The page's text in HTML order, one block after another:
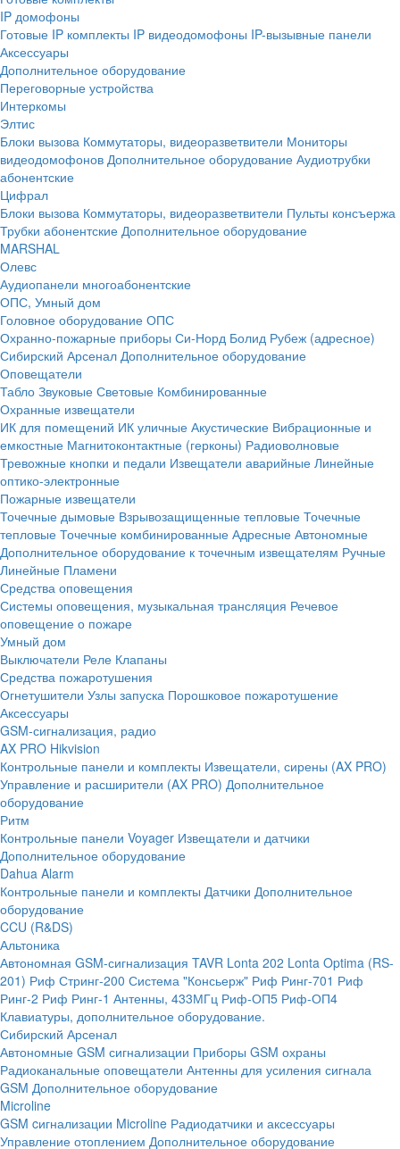
IP домофоны
Готовые IP комплекты IP видеодомофоны IP-вызывные панели
Аксессуары
Дополнительное оборудование
Переговорные устройства
Интеркомы
Элтис
Блоки вызова Коммутаторы, видеоразветвители Мониторы
видеодомофонов Дополнительное оборудование Аудиотрубки
абонентские
Цифрал
Блоки вызова Коммутаторы, видеоразветвители Пульты консъержа
Трубки абонентские Дополнительное оборудование
MARSHAL
Олевс
Аудиопанели многоабонентские
ОПС, Умный дом
Головное оборудование ОПС
Охранно-пожарные приборы Си-Норд Болид Рубеж (адресное)
Сибирский Арсенал Дополнительное оборудование
Оповещатели
Табло Звуковые Световые Комбинированные
Охранные извещатели
ИК для помещений ИК уличные Акустические Вибрационные и
емкостные Магнитоконтактные (герконы) Радиоволновые
Тревожные кнопки и педали Извещатели аварийные Линейные
оптико-электронные
Пожарные извещатели
Точечные дымовые Взрывозащищенные тепловые Точечные
тепловые Точечные комбинированные Адресные Автономные
Дополнительное оборудование к точечным извещателям Ручные
Линейные Пламени
Средства оповещения
Системы оповещения, музыкальная трансляция Речевое
оповещение о пожаре
Умный дом
Выключатели Реле Клапаны
Средства пожаротушения
Огнетушители Узлы запуска Порошковое пожаротушение
Аксессуары
GSM-сигнализация, радио
AX PRO Hikvision
Контрольные панели и комплекты Извещатели, сирены (AX PRO)
Управление и расширители (AX PRO) Дополнительное
оборудование
Ритм
Контрольные панели Voyager Извещатели и датчики
Дополнительное оборудование
Dahua Alarm
Контрольные панели и комплекты Датчики Дополнительное
оборудование
CCU (R&DS)
Альтоника
Автономная GSM-сигнализация TAVR Lonta 202 Lonta Optima (RS-
201) Риф Стринг-200 Система "Консьерж" Риф Ринг-701 Риф
Ринг-2 Риф Ринг-1 Антенны, 433МГц Риф-ОП5 Риф-ОП4
Клавиатуры, дополнительное оборудование.
Сибирский Арсенал
Автономные GSM сигнализации Приборы GSM охраны
Радиоканальные оповещатели Антенны для усиления сигнала
GSM Дополнительное оборудование
Microline
GSM cигнализации Microline Радиодатчики и аксессуары
Управление отоплением Дополнительное оборудование